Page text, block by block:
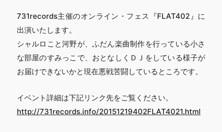
731records主催のオンライン・フェス『FLAT402』に
出演いたします。
シャルロこと河野が、ふだん楽曲制作を行っている小さ
な部屋のすみっこで、おとなしくＤＪをしている様子が
お届けできないかと現在悪戦苦闘しているところです。
イベント詳細は下記リンク先をご覧ください。
http://731records.info/20151219402FLAT4021.html